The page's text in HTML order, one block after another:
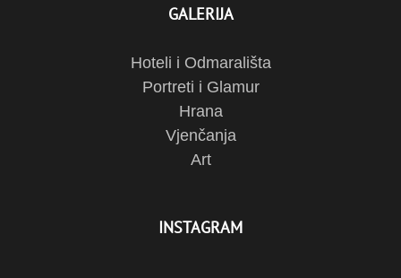
GALERIJA
Hoteli i Odmarališta
Portreti i Glamur
Hrana
Vjenčanja
Art
INSTAGRAM